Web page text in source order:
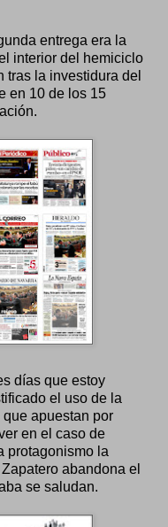
entrega era la
interior del hemiciclo
tras la investidura del
en 10 de los 15
días que estoy
el uso de la
apuestan por
en el caso de
protagonismo la
abandona el
se saludan.